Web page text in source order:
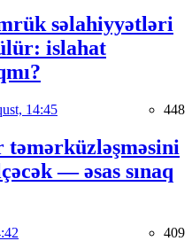
səlahiyyətləri
islahat
14:45 448
təmərküzləşməsini
— əsas sınaq
409